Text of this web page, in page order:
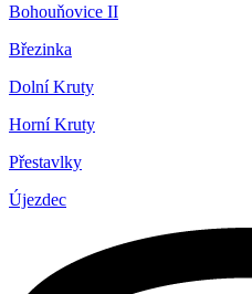
Bohouňovice II
Březinka
Dolní Kruty
Horní Kruty
Přestavlky
Újezdec